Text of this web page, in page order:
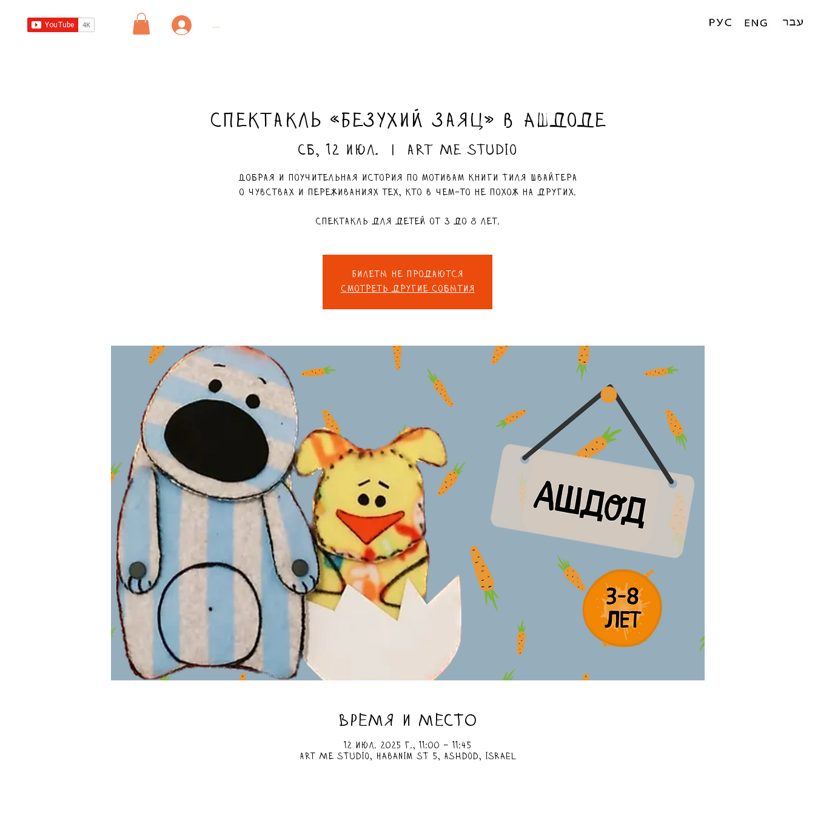
...
Спектакль «Безухий заяц» в Ашдоде
сб, 12 июл.
  |
ART ME Studio
Добрая и поучительная история по мотивам книги Тиля Швайгера
о чувствах и переживаниях тех, кто в чем-то не похож на других.
Спектакль для детей от 3 до 8 лет.
Билеты не продаются
Смотреть другие события
ВРЕМЯ И МЕСТО
12 июл. 2025 г., 11:00 – 11:45
ART ME Studio, HaBanim St 5, Ashdod, Israel